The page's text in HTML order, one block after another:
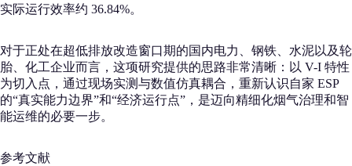
实际运行效率约 36.84%。
对于正处在超低排放改造窗口期的国内电力、钢铁、水泥以及轮
胎、化工企业而言，这项研究提供的思路非常清晰：以 V-I 特性
为切入点，通过现场实测与数值仿真耦合，重新认识自家 ESP
的“真实能力边界”和“经济运行点”，是迈向精细化烟气治理和智
能运维的必要一步。
参考文献